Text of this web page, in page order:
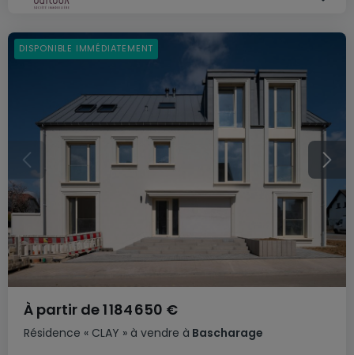
Résidence « CLAY » à vendre à Bascharage
À partir de1 184 650 €
DISPONIBLE IMMÉDIATEMENT